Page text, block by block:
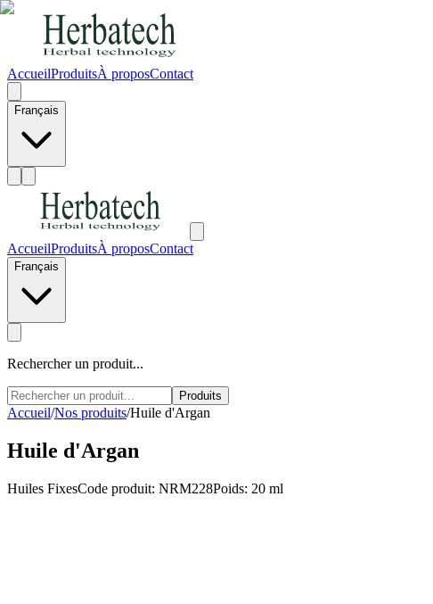
AccueilProduitsÀ proposContact
Français
AccueilProduitsÀ proposContact
Français
Rechercher un produit...
Produits
Accueil/Nos produits/Huile d'Argan
Huile d'Argan
Huiles FixesCode produit: NRM228Poids: 20 ml